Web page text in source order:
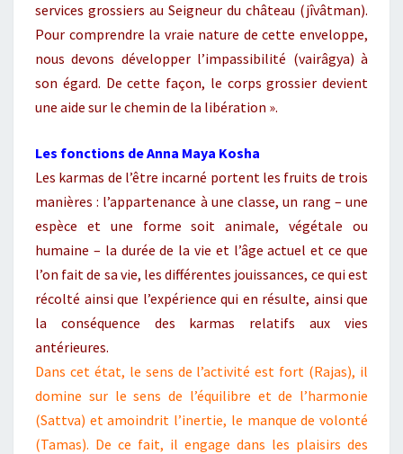
services grossiers au Seigneur du château (jîvâtman).
Pour comprendre la vraie nature de cette enveloppe,
nous devons développer l’impassibilité (vairâgya) à
son égard. De cette façon, le corps grossier devient
une aide sur le chemin de la libération ».
Les fonctions de Anna Maya Kosha
Les karmas de l’être incarné portent les fruits de trois
manières : l’appartenance à une classe, un rang – une
espèce et une forme soit animale, végétale ou
humaine – la durée de la vie et l’âge actuel et ce que
l’on fait de sa vie, les différentes jouissances, ce qui est
récolté ainsi que l’expérience qui en résulte, ainsi que
la conséquence des karmas relatifs aux vies
antérieures.
Dans cet état, le sens de l’activité est fort (Rajas), il
domine sur le sens de l’équilibre et de l’harmonie
(Sattva) et amoindrit l’inertie, le manque de volonté
(Tamas). De ce fait, il engage dans les plaisirs des